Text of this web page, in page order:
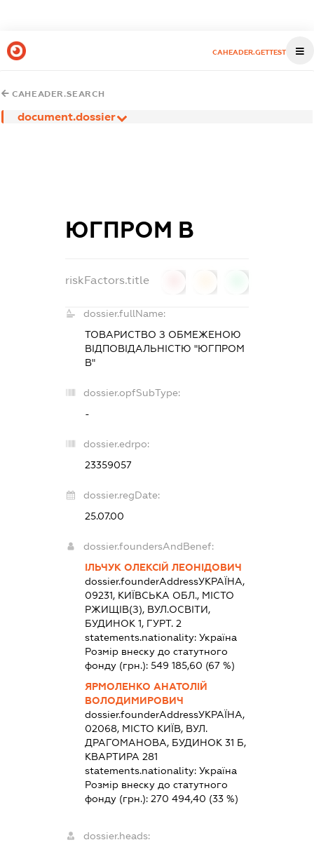
CAHEADER.GETTEST
CAHEADER.SEARCH
document.dossier
ЮГПРОМ В
riskFactors.title
dossier.fullName:
ТОВАРИСТВО З ОБМЕЖЕНОЮ
ВІДПОВІДАЛЬНІСТЮ "ЮГПРОМ
В"
dossier.opfSubType:
-
dossier.edrpo:
23359057
dossier.regDate:
25.07.00
dossier.foundersAndBenef:
ІЛЬЧУК ОЛЕКСІЙ ЛЕОНІДОВИЧ
dossier.founderAddressУКРАЇНА,
09231, КИЇВСЬКА ОБЛ., МІСТО
РЖИЩІВ(З), ВУЛ.ОСВІТИ,
БУДИНОК 1, ГУРТ. 2
statements.nationality: Україна
Розмір внеску до статутного
фонду (грн.): 549 185,60 (67 %)
ЯРМОЛЕНКО АНАТОЛІЙ
ВОЛОДИМИРОВИЧ
dossier.founderAddressУКРАЇНА,
02068, МІСТО КИЇВ, ВУЛ.
ДРАГОМАНОВА, БУДИНОК 31 Б,
КВАРТИРА 281
statements.nationality: Україна
Розмір внеску до статутного
фонду (грн.): 270 494,40 (33 %)
dossier.heads: